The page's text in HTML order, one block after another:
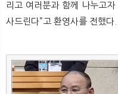
리고 여러분과 함께 나누고
사드린다”고 환영사를 전했다.